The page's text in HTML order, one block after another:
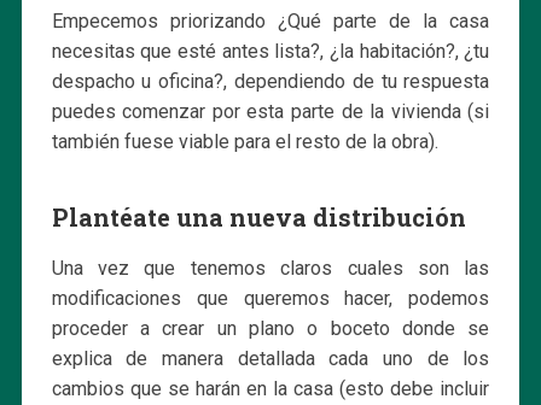
Empecemos priorizando ¿Qué parte de la casa
necesitas que esté antes lista?, ¿la habitación?, ¿tu
despacho u oficina?, dependiendo de tu respuesta
puedes comenzar por esta parte de la vivienda (si
también fuese viable para el resto de la obra).
Plantéate una nueva distribución
Una vez que tenemos claros cuales son las
modificaciones que queremos hacer, podemos
proceder a crear un plano o boceto donde se
explica de manera detallada cada uno de los
cambios que se harán en la casa (esto debe incluir